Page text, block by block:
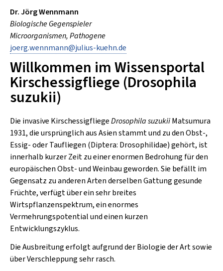
Dr. Jörg Wennmann
Biologische Gegenspieler
Microorganismen, Pathogene
joerg.wennmann@julius-kuehn.de
Inhalt:
Willkommen im Wissensportal
Kirschessigfliege (Drosophila
suzukii)
Die invasive KirschessigfliegeDrosophila suzukiiMatsumura
1931, die ursprünglich aus Asien stammt und zu den Obst-,
Essig- oder Taufliegen (Diptera: Drosophilidae) gehört, ist
innerhalb kurzer Zeit zu einer enormen Bedrohung für den
europäischen Obst- und Weinbau geworden. Sie befällt im
Gegensatz zu anderen Arten derselben Gattung gesunde
Früchte, verfügt über ein sehr breites
Wirtspflanzenspektrum, ein enormes
Vermehrungspotential und einen kurzen
Entwicklungszyklus.
Die Ausbreitung erfolgt aufgrund der Biologie der Art sowie
über Verschleppung sehr rasch.